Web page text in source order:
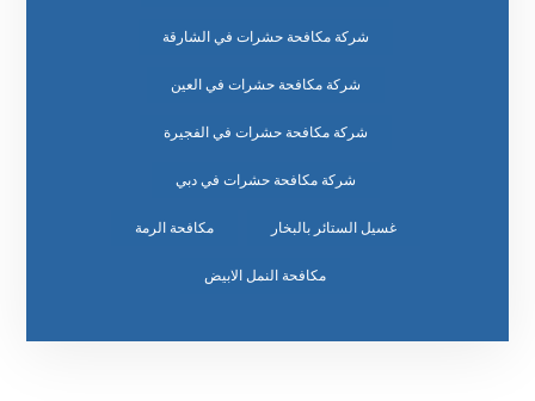
شركة مكافحة حشرات في الشارقة
شركة مكافحة حشرات في العين
شركة مكافحة حشرات في الفجيرة
شركة مكافحة حشرات في دبي
غسيل الستائر بالبخار مكافحة الرمة
مكافحة النمل الابيض